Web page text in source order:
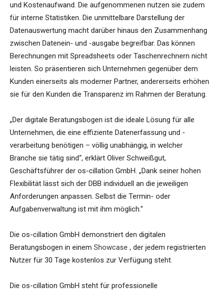
und Kostenaufwand. Die aufgenommenen nutzen sie zudem
für interne Statistiken. Die unmittelbare Darstellung der
Datenauswertung macht darüber hinaus den Zusammenhang
zwischen Datenein- und -ausgabe begreifbar. Das können
Berechnungen mit Spreadsheets oder Taschenrechnern nicht
leisten. So präsentieren sich Unternehmen gegenüber dem
Kunden einerseits als moderner Partner, andererseits erhöhen
sie für den Kunden die Transparenz im Rahmen der Beratung.
„Der digitale Beratungsbogen ist die ideale Lösung für alle
Unternehmen, die eine effiziente Datenerfassung und -
verarbeitung benötigen – völlig unabhängig, in welcher
Branche sie tätig sind“, erklärt Oliver Schweißgut,
Geschäftsführer der os-cillation GmbH. „Dank seiner hohen
Flexibilität lässt sich der DBB individuell an die jeweiligen
Anforderungen anpassen. Selbst die Termin- oder
Aufgabenverwaltung ist mit ihm möglich.“
Die os-cillation GmbH demonstriert den digitalen
Beratungsbogen in einem Showcase , der jedem registrierten
Nutzer für 30 Tage kostenlos zur Verfügung steht.
Die os-cillation GmbH steht für professionelle